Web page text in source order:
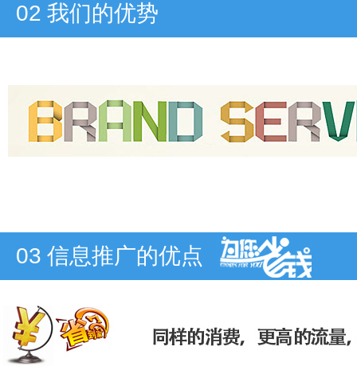
02 我们的优势
03 信息推广的优点